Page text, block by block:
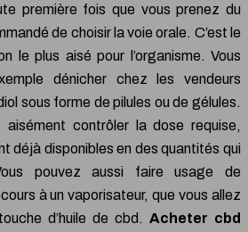
première fois que vous prenez du
de choisir la voie orale. C’est le
le plus aisé pour l’organisme. Vous
dénicher chez les vendeurs
sous forme de pilules ou de gélules.
contrôler la dose requise,
déjà disponibles en des quantités qui
pouvez aussi faire usage de
à un vaporisateur, que vous allez
d’huile de cbd. Acheter cbd